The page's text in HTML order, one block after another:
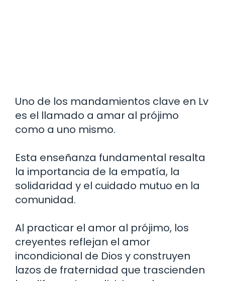
Uno de los mandamientos clave en Lv
es el llamado a amar al prójimo
como a uno mismo.
Esta enseñanza fundamental resalta
la importancia de la empatía, la
solidaridad y el cuidado mutuo en la
comunidad.
Al practicar el amor al prójimo, los
creyentes reflejan el amor
incondicional de Dios y construyen
lazos de fraternidad que trascienden